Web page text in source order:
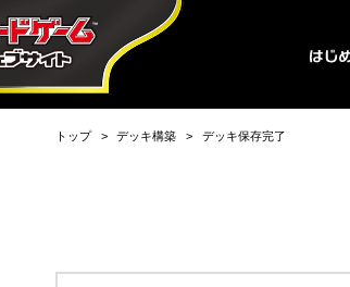
トップ デッキ構築 デッキ保存完了